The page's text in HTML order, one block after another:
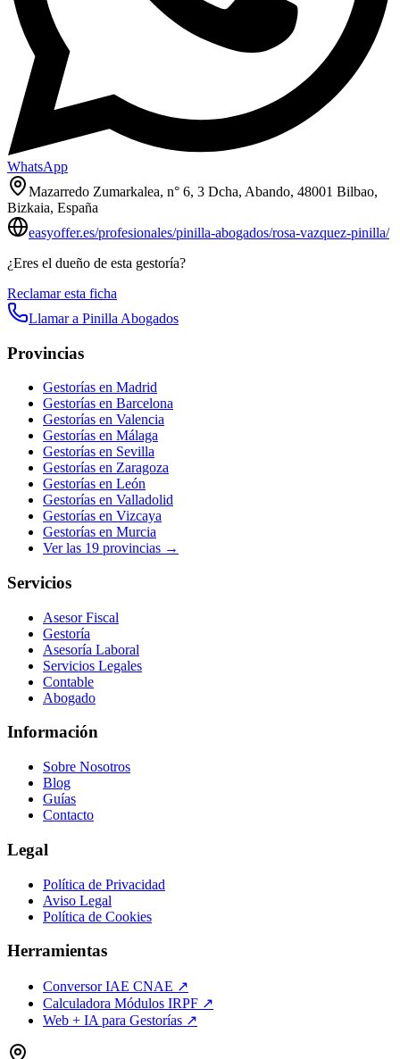
WhatsApp
Mazarredo Zumarkalea, n° 6, 3 Dcha, Abando, 48001 Bilbao,
Bizkaia, España
easyoffer.es/profesionales/pinilla-abogados/rosa-vazquez-pinilla/
¿Eres el dueño de esta gestoría?
Reclamar esta ficha
Llamar a Pinilla Abogados
Provincias
Gestorías en Madrid
Gestorías en Barcelona
Gestorías en Valencia
Gestorías en Málaga
Gestorías en Sevilla
Gestorías en Zaragoza
Gestorías en León
Gestorías en Valladolid
Gestorías en Vizcaya
Gestorías en Murcia
Ver las 19 provincias →
Servicios
Asesor Fiscal
Gestoría
Asesoría Laboral
Servicios Legales
Contable
Abogado
Información
Sobre Nosotros
Blog
Guías
Contacto
Legal
Política de Privacidad
Aviso Legal
Política de Cookies
Herramientas
Conversor IAE CNAE ↗
Calculadora Módulos IRPF ↗
Web + IA para Gestorías ↗